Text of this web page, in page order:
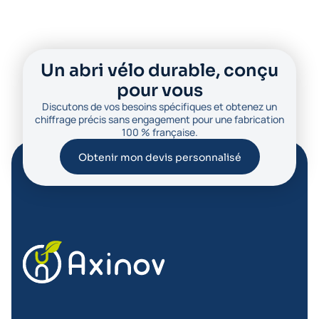
Un abri vélo durable, conçu
pour vous
Discutons de vos besoins spécifiques et obtenez un
chiffrage précis sans engagement pour une fabrication
100 % française.
Obtenir mon devis personnalisé